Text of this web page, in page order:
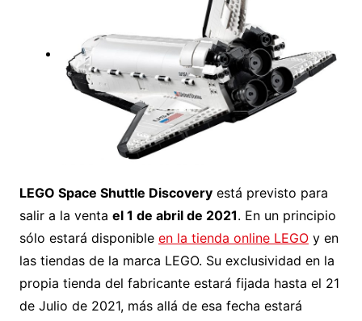
LEGO Space Shuttle Discoveryestá previsto para
salir a la venta el 1 de abril de 2021. En un principio
sólo estará disponible en la tienda online LEGOy en
las tiendas de la marca LEGO. Su exclusividad en la
propia tienda del fabricante estará fijada hasta el 21
de Julio de 2021, más allá de esa fecha estará